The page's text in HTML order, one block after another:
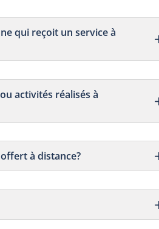
qui reçoit un service à
activités réalisés à
à distance?